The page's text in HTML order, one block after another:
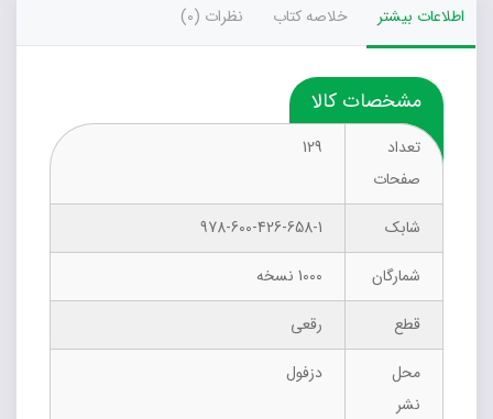
اطلاعات بیشتر خلاصه کتاب نظرات (0)
مشخصات کالا
تعداد
صفحات
129
شابک
978-600-426-658-1
شمارگان
1000 نسخه
قطع
رقعی
محل
نشر
دزفول